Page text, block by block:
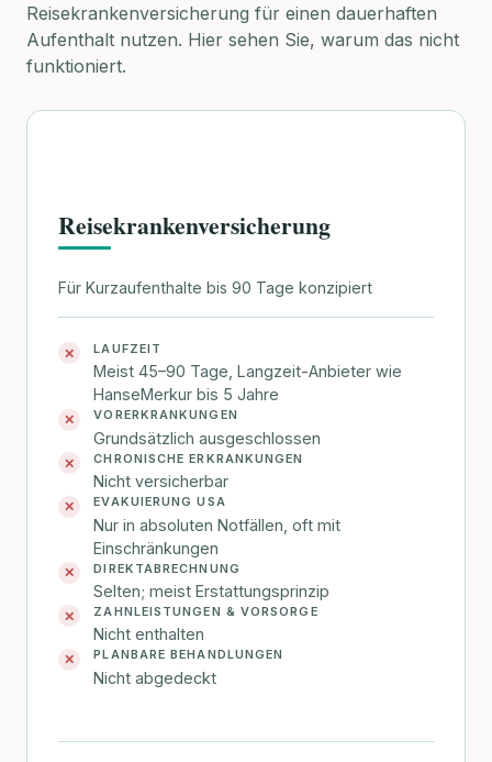
Reisekrankenversicherung für einen dauerhaften
Aufenthalt nutzen. Hier sehen Sie, warum das nicht
funktioniert.
Reisekrankenversicherung
Für Kurzaufenthalte bis 90 Tage konzipiert
✕ LAUFZEIT
Meist 45–90 Tage, Langzeit-Anbieter wie
HanseMerkur bis 5 Jahre
✕ VORERKRANKUNGEN
Grundsätzlich ausgeschlossen
✕ CHRONISCHE ERKRANKUNGEN
Nicht versicherbar
✕ EVAKUIERUNG USA
Nur in absoluten Notfällen, oft mit
Einschränkungen
✕ DIREKTABRECHNUNG
Selten; meist Erstattungsprinzip
✕ ZAHNLEISTUNGEN & VORSORGE
Nicht enthalten
✕ PLANBARE BEHANDLUNGEN
Nicht abgedeckt